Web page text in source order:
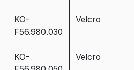
KO-
F56.980.030
Velcro
KO-
Velcro